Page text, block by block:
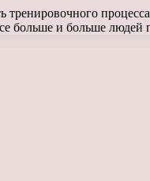
больше и больше